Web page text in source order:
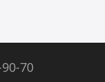
70